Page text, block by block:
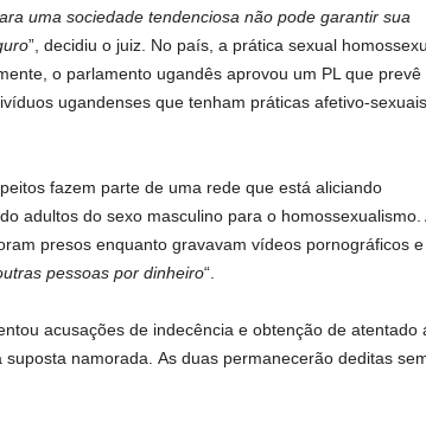
uma sociedade tendenciosa não pode garantir sua
”, decidiu o juiz. No país, a prática sexual
o parlamento ugandês aprovou um PL que prevê
ugandenses que tenham práticas afetivo-sexuais
fazem parte de uma rede que está aliciando
adultos do sexo masculino para o homossexualismo.
presos enquanto gravavam vídeos pornográficos e
pessoas por dinheiro“.
acusações de indecência e obtenção de atentado
namorada. As duas permanecerão deditas